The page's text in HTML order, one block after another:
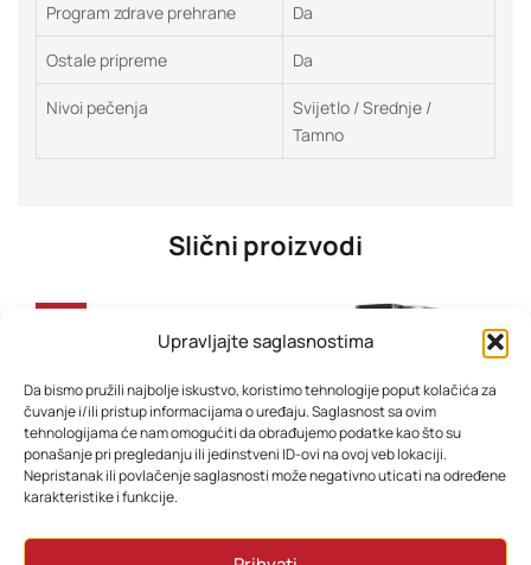
Upravljajte saglasnostima
Da bismo pružili najbolje iskustvo, koristimo tehnologije poput kolačića za
čuvanje i/ili pristup informacijama o uređaju. Saglasnost sa ovim
tehnologijama će nam omogućiti da obrađujemo podatke kao što su
ponašanje pri pregledanju ili jedinstveni ID-ovi na ovoj veb lokaciji.
Nepristanak ili povlačenje saglasnosti može negativno uticati na određene
karakteristike i funkcije.
Program zdrave prehrane Da
Ostale pripreme Da
Nivoi pečenja
Svijetlo / Srednje /
Tamno
Slični proizvodi
-35%